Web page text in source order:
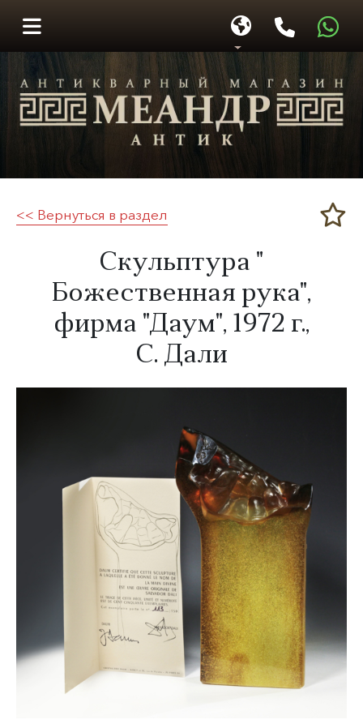
Меандр-Антик
<< Вернуться в раздел
Скульптура "​
Божественная рука",
фирма "Даум", 1972 г.,
С. Дали